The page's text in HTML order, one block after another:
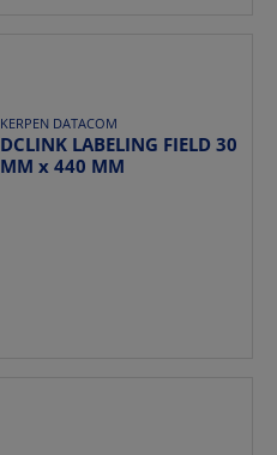
KERPEN DATACOM
DCLINK LABELING FIELD 30
MM x 440 MM